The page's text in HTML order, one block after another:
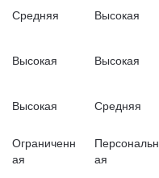
Средняя Высокая
Высокая Высокая
Высокая Средняя
Ограниченн
ая
Персональн
ая